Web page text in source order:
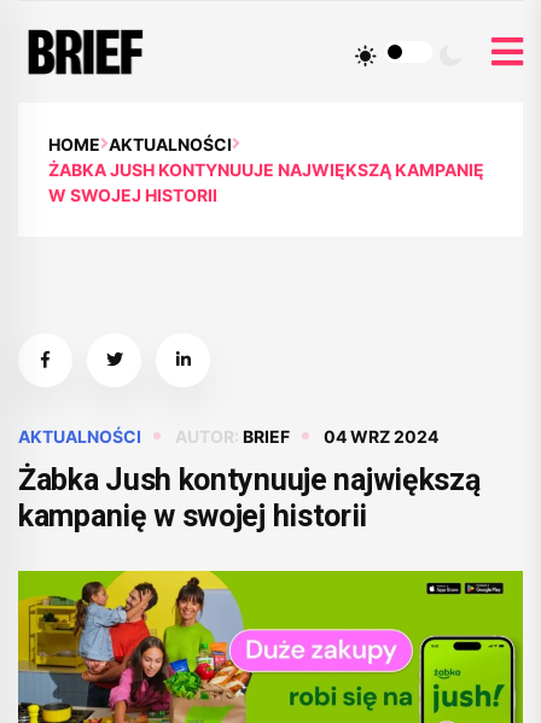
HOME AKTUALNOŚCI
ŻABKA JUSH KONTYNUUJE NAJWIĘKSZĄ KAMPANIĘ
W SWOJEJ HISTORII
AKTUALNOŚCI AUTOR: BRIEF 04 WRZ 2024
Żabka Jush kontynuuje największą
kampanię w swojej historii